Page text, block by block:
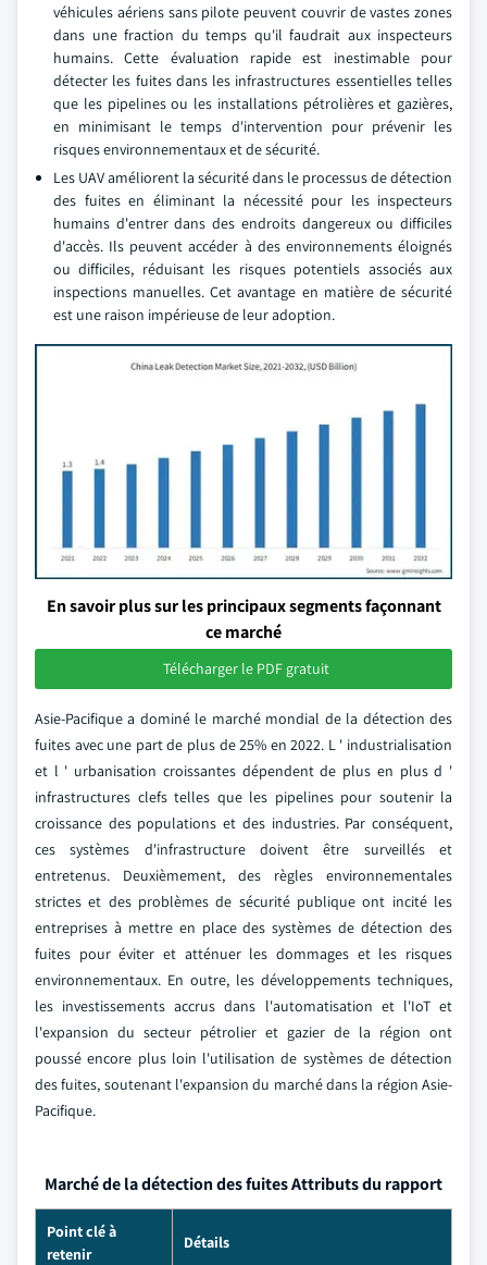
véhicules aériens sans pilote peuvent couvrir de vastes zones
dans une fraction du temps qu'il faudrait aux inspecteurs
humains. Cette évaluation rapide est inestimable pour
détecter les fuites dans les infrastructures essentielles telles
que les pipelines ou les installations pétrolières et gazières,
en minimisant le temps d'intervention pour prévenir les
risques environnementaux et de sécurité.
Les UAV améliorent la sécurité dans le processus de détection
des fuites en éliminant la nécessité pour les inspecteurs
humains d'entrer dans des endroits dangereux ou difficiles
d'accès. Ils peuvent accéder à des environnements éloignés
ou difficiles, réduisant les risques potentiels associés aux
inspections manuelles. Cet avantage en matière de sécurité
est une raison impérieuse de leur adoption.
En savoir plus sur les principaux segments façonnant
ce marché
Télécharger le PDF gratuit
Asie-Pacifique a dominé le marché mondial de la détection des
fuites avec une part de plus de 25% en 2022. L ' industrialisation
et l ' urbanisation croissantes dépendent de plus en plus d '
infrastructures clefs telles que les pipelines pour soutenir la
croissance des populations et des industries. Par conséquent,
ces systèmes d'infrastructure doivent être surveillés et
entretenus. Deuxièmement, des règles environnementales
strictes et des problèmes de sécurité publique ont incité les
entreprises à mettre en place des systèmes de détection des
fuites pour éviter et atténuer les dommages et les risques
environnementaux. En outre, les développements techniques,
les investissements accrus dans l'automatisation et l'IoT et
l'expansion du secteur pétrolier et gazier de la région ont
poussé encore plus loin l'utilisation de systèmes de détection
des fuites, soutenant l'expansion du marché dans la région Asie-
Pacifique.
Marché de la détection des fuites Attributs du rapport
Point clé à
retenir
Détails